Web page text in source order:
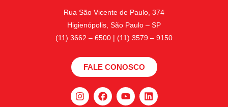
Rua São Vicente de Paulo, 374
Higienópolis, São Paulo – SP
(11) 3662 – 6500 | (11) 3579 – 9150
FALE CONOSCO